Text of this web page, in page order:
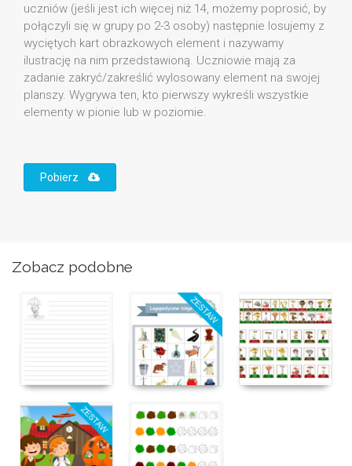
uczniów (jeśli jest ich więcej niż 14, możemy poprosić, by
połączyli się w grupy po 2-3 osoby) następnie losujemy z
wyciętych kart obrazkowych element i nazywamy
ilustrację na nim przedstawioną. Uczniowie mają za
zadanie zakryć/zakreślić wylosowany element na swojej
planszy. Wygrywa ten, kto pierwszy wykreśli wszystkie
elementy w pionie lub w poziomie.
Pobierz
Zobacz podobne